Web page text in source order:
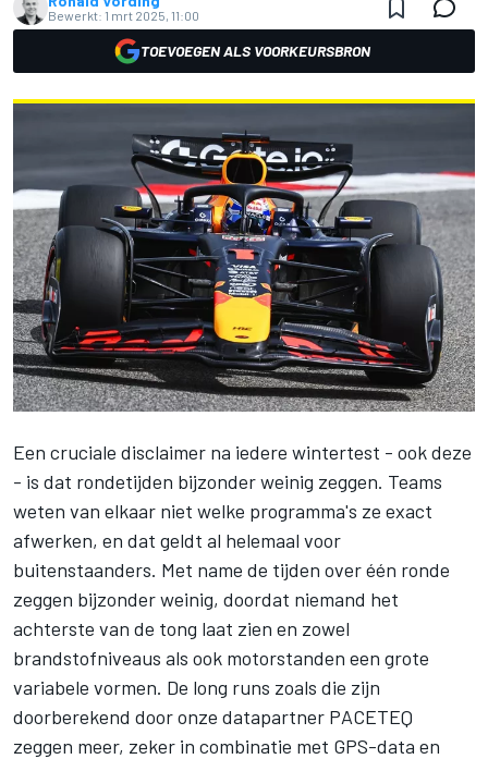
Bewerkt: 1 mrt 2025, 11:00
TOEVOEGEN ALS VOORKEURSBRON
Een cruciale disclaimer na iedere wintertest - ook deze
- is dat rondetijden bijzonder weinig zeggen. Teams
weten van elkaar niet welke programma's ze exact
afwerken, en dat geldt al helemaal voor
buitenstaanders. Met name de tijden over één ronde
zeggen bijzonder weinig, doordat niemand het
achterste van de tong laat zien en zowel
brandstofniveaus als ook motorstanden een grote
variabele vormen. De long runs zoals die zijn
doorberekend door onze datapartner PACETEQ
zeggen meer, zeker in combinatie met GPS-data en